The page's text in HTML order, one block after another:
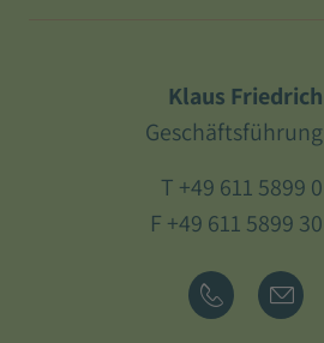
Klaus Friedrich
Geschäftsführung
T +49 611 5899 0
F +49 611 5899 30